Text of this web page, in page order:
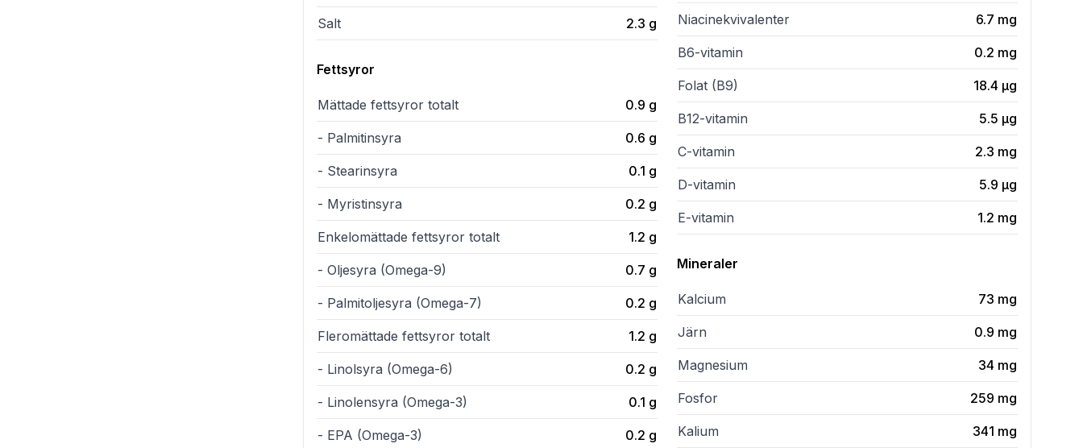
Salt 2.3 g
Fettsyror
Mättade fettsyror totalt 0.9 g
- Palmitinsyra 0.6 g
- Stearinsyra 0.1 g
- Myristinsyra 0.2 g
Enkelomättade fettsyror totalt 1.2 g
- Oljesyra (Omega-9) 0.7 g
- Palmitoljesyra (Omega-7) 0.2 g
Fleromättade fettsyror totalt 1.2 g
- Linolsyra (Omega-6) 0.2 g
- Linolensyra (Omega-3) 0.1 g
- EPA (Omega-3) 0.2 g
Niacinekvivalenter 6.7 mg
B6-vitamin 0.2 mg
Folat (B9) 18.4 µg
B12-vitamin 5.5 µg
C-vitamin 2.3 mg
D-vitamin 5.9 µg
E-vitamin 1.2 mg
Mineraler
Kalcium 73 mg
Järn 0.9 mg
Magnesium 34 mg
Fosfor 259 mg
Kalium 341 mg